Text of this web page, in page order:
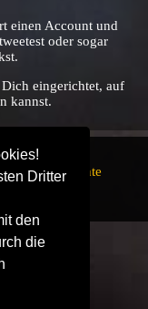
Dritter
den
die
einen Account und
oder sogar
eingerichtet, auf
kannst.
Nutzungsrechte